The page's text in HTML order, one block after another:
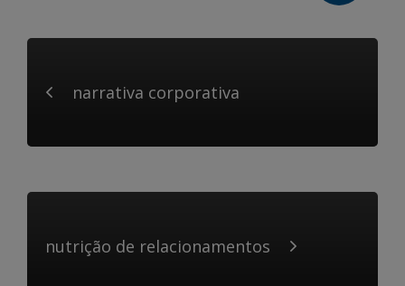
narrativa corporativa
nutrição de relacionamentos